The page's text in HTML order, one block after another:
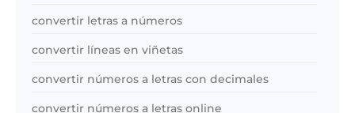
convertir letras a números
convertir líneas en viñetas
convertir números a letras con decimales
convertir números a letras online